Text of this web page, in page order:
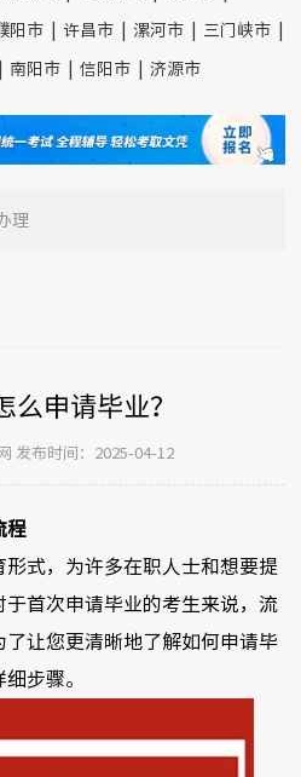
阳市 许昌市 漯河市 三门峡市
南阳市 信阳市 济源市
理
么申请毕业？
发布时间：2025-04-12
程
式，为许多在职人士和想要提
首次申请毕业的考生来说，流
让您更清晰地了解如何申请毕
步骤。